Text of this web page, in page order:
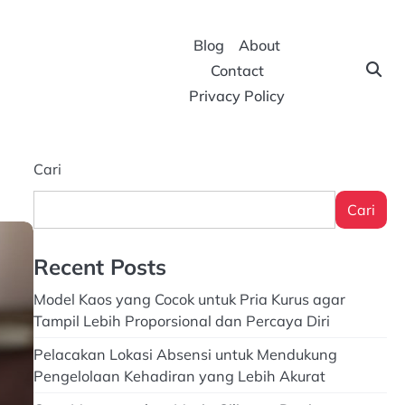
Blog
About
Contact
Privacy Policy
Cari
Cari
Recent Posts
Model Kaos yang Cocok untuk Pria Kurus agar
Tampil Lebih Proporsional dan Percaya Diri
Pelacakan Lokasi Absensi untuk Mendukung
Pengelolaan Kehadiran yang Lebih Akurat